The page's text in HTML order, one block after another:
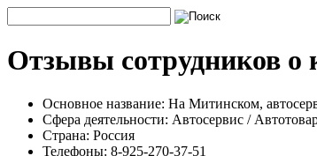
Отзывы сотрудников о
Основное название: На Митинском,
Сфера деятельности: Автосервис /
Страна: Россия
Телефоны: 8-925-270-37-51